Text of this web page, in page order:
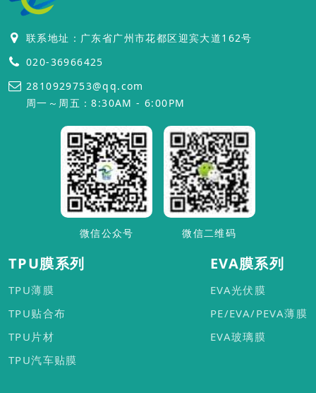
联系地址：广东省广州市花都区迎宾大道162号
020-36966425
2810929753@qq.com
周一～周五：8:30AM - 6:00PM
微信公众号 微信二维码
TPU膜系列
TPU薄膜
TPU贴合布
TPU片材
TPU汽车贴膜
EVA膜系列
EVA光伏膜
PE/EVA/PEVA薄膜
EVA玻璃膜